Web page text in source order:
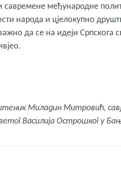
савремене међународне
народа и цјелокупно
да се на идеји Српскога
Миладин Митровић,
Василија Острошког у